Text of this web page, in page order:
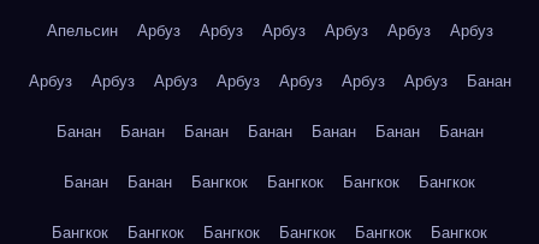
Апельсин Арбуз Арбуз Арбуз Арбуз Арбуз Арбуз
Арбуз Арбуз Арбуз Арбуз Арбуз Арбуз Арбуз Банан
Банан Банан Банан Банан Банан Банан Банан
Банан Банан Бангкок Бангкок Бангкок Бангкок
Бангкок Бангкок Бангкок Бангкок Бангкок Бангкок